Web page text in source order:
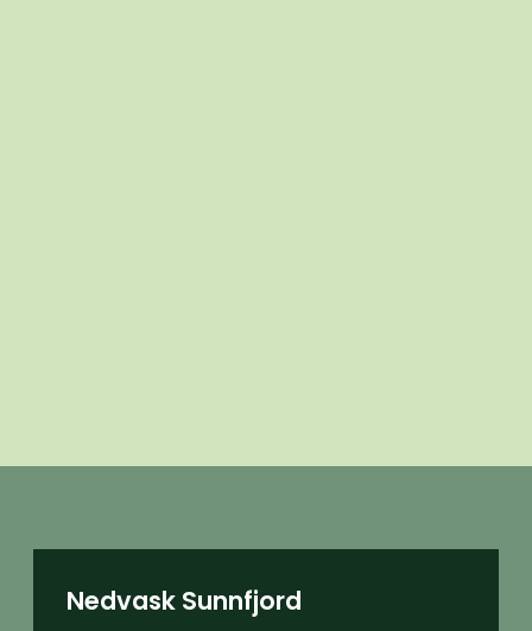
Nedvask Sunnfjord